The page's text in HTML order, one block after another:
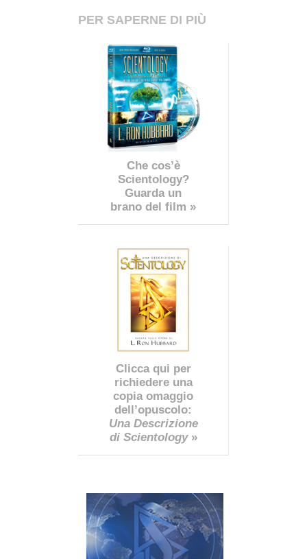
PER SAPERNE DI PIÙ
Che cos’è
Scientology?
Guarda un
brano del film »
Clicca qui per
richiedere una
copia omaggio
dell’opuscolo:
Una Descrizione
di Scientology»